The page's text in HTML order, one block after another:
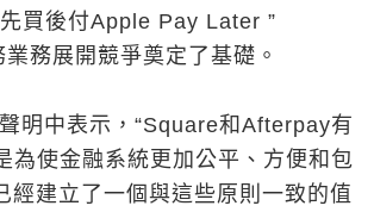
買後付Apple Pay Later ”
業務展開競爭奠定了基礎。
明中表示，“Square和Afterpay有
為使金融系統更加公平、方便和包
經建立了一個與這些原則一致的值